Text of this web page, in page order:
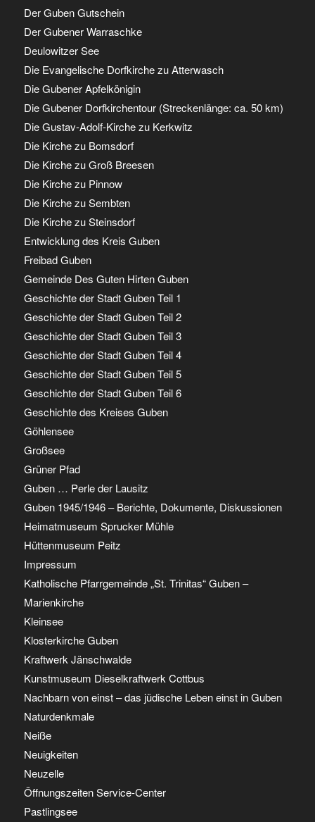
Der Guben Gutschein
Der Gubener Warraschke
Deulowitzer See
Die Evangelische Dorfkirche zu Atterwasch
Die Gubener Apfelkönigin
Die Gubener Dorfkirchentour (Streckenlänge: ca. 50 km)
Die Gustav-Adolf-Kirche zu Kerkwitz
Die Kirche zu Bomsdorf
Die Kirche zu Groß Breesen
Die Kirche zu Pinnow
Die Kirche zu Sembten
Die Kirche zu Steinsdorf
Entwicklung des Kreis Guben
Freibad Guben
Gemeinde Des Guten Hirten Guben
Geschichte der Stadt Guben Teil 1
Geschichte der Stadt Guben Teil 2
Geschichte der Stadt Guben Teil 3
Geschichte der Stadt Guben Teil 4
Geschichte der Stadt Guben Teil 5
Geschichte der Stadt Guben Teil 6
Geschichte des Kreises Guben
Göhlensee
Großsee
Grüner Pfad
Guben … Perle der Lausitz
Guben 1945/1946 – Berichte, Dokumente, Diskussionen
Heimatmuseum Sprucker Mühle
Hüttenmuseum Peitz
Impressum
Katholische Pfarrgemeinde „St. Trinitas“ Guben –
Marienkirche
Kleinsee
Klosterkirche Guben
Kraftwerk Jänschwalde
Kunstmuseum Dieselkraftwerk Cottbus
Nachbarn von einst – das jüdische Leben einst in Guben
Naturdenkmale
Neiße
Neuigkeiten
Neuzelle
Öffnungszeiten Service-Center
Pastlingsee